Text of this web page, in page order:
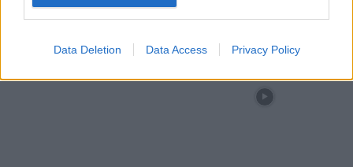
Data Deletion Data Access Privacy Policy